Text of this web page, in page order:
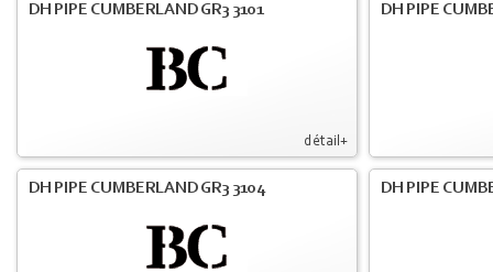
détail+
DH PIPE CUMBERLAND GR3 3101 DH PIPE
DH PIPE CUMBERLAND GR3 3104 DH PIPE